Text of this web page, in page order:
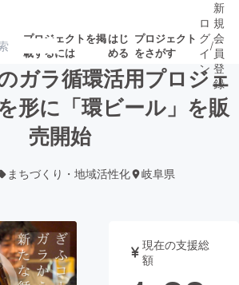
プロジェクトを掲
載するには
はじ
める
プロジェクト
をさがす
注目の新着プロ募集終了が近いプ
ー・ガジェット
ロ
グ
イ
ン
/
新
規
会
員
登
録
ガラ循環活用プロジェ
形に「環ビール」を販
売開始
まちづくり・地域活性化 岐阜県
現在の支援総
額